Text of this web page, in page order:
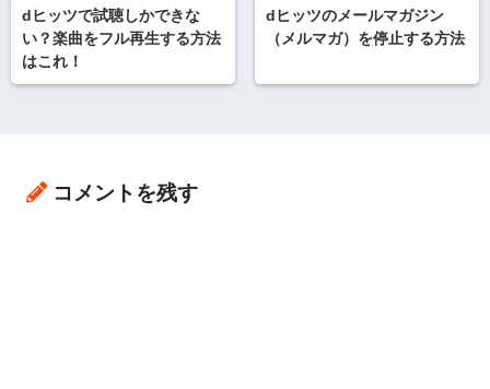
dヒッツで試聴しかできな
い？楽曲をフル再生する方法
はこれ！
dヒッツのメールマガジン
（メルマガ）を停止する方法
コメントを残す